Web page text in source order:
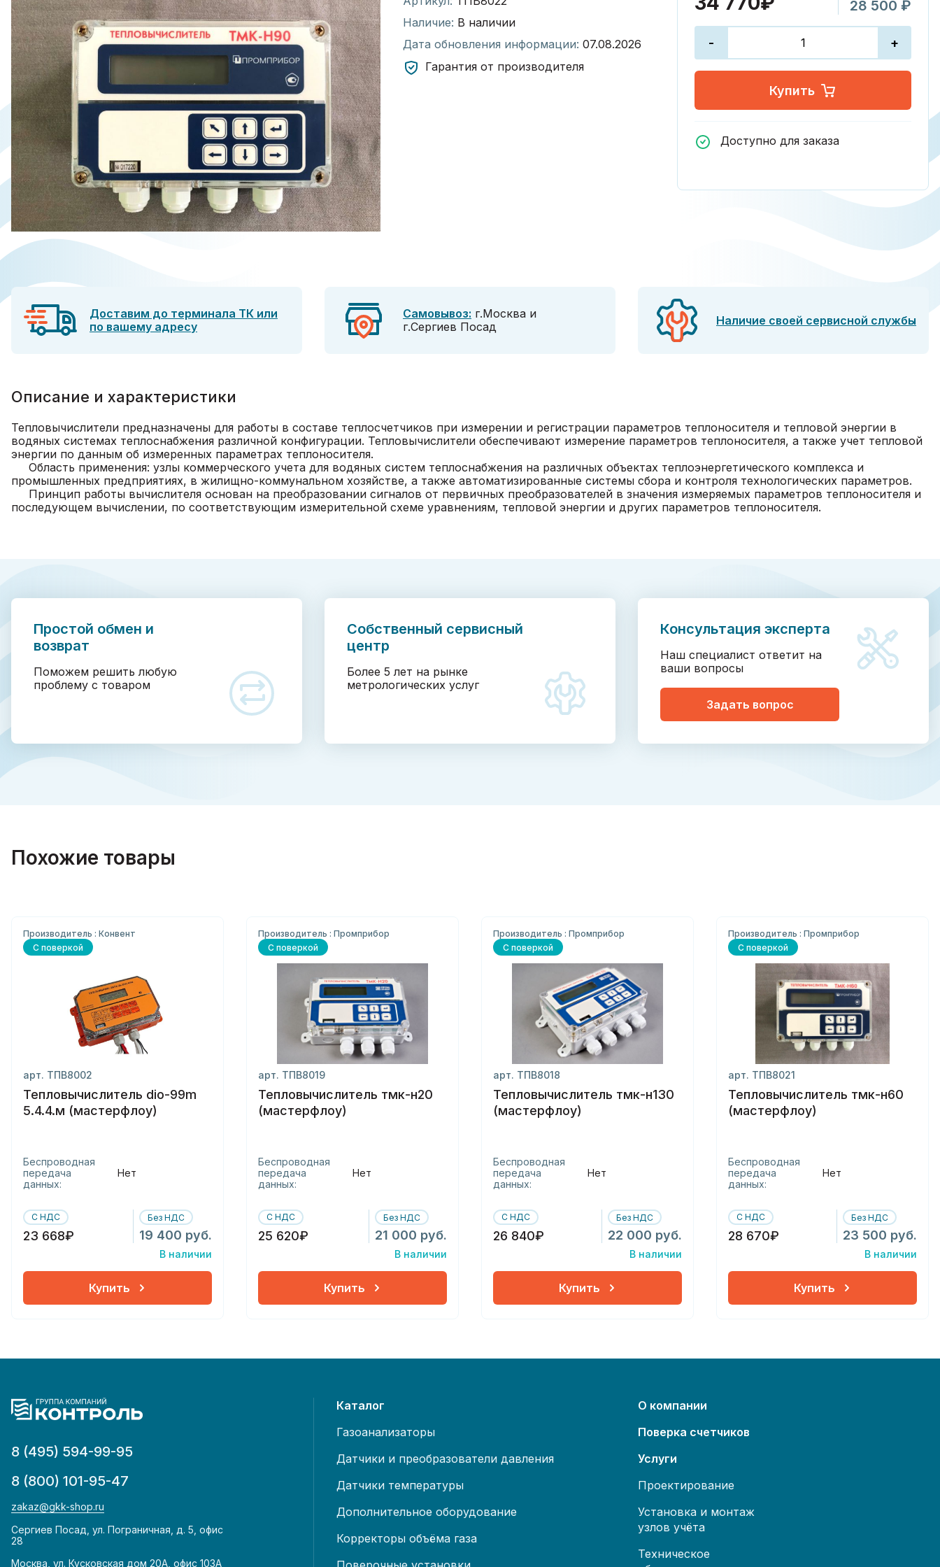
Наличие: В наличии
Дата обновления информации: 07.08.2026
Гарантия от производителя
28 500 ₽
- +
Купить
Доступно для заказа
Доставим до терминала ТК или
по вашему адресу
Самовывоз: г.Москва и
г.Сергиев Посад
Наличие своей сервисной службы
Описание и характеристики
Тепловычислители предназначены для работы в составе теплосчетчиков при измерении и регистрации параметров теплоносителя и тепловой энергии в
водяных системах теплоснабжения различной конфигурации. Тепловычислители обеспечивают измерение параметров теплоносителя, а также учет тепловой
энергии по данным об измеренных параметрах теплоносителя.
Область применения: узлы коммерческого учета для водяных систем теплоснабжения на различных объектах теплоэнергетического комплекса и
промышленных предприятиях, в жилищно-коммунальном хозяйстве, а также автоматизированные системы сбора и контроля технологических параметров.
Принцип работы вычислителя основан на преобразовании сигналов от первичных преобразователей в значения измеряемых параметров теплоносителя и
последующем вычислении, по соответствующим измерительной схеме уравнениям, тепловой энергии и других параметров теплоносителя.
Простой обмен и
возврат
Поможем решить любую
проблему с товаром
Собственный сервисный
центр
Более 5 лет на рынке
метрологических услуг
Консультация эксперта
Наш специалист ответит на
ваши вопросы
Задать вопрос
Похожие товары
Производитель : Конвент
С поверкой
арт. ТПВ8002
Тепловычислитель dio-99m
5.4.4.м (мастерфлоу)
Беспроводная
передача
данных:
Нет
С НДС
23 668₽
Без НДС
19 400 руб.
В наличии
Купить
Производитель : Промприбор
С поверкой
арт. ТПВ8019
Тепловычислитель тмк-н20
(мастерфлоу)
Беспроводная
передача
данных:
Нет
С НДС
25 620₽
Без НДС
21 000 руб.
В наличии
Купить
Производитель : Промприбор
С поверкой
арт. ТПВ8018
Тепловычислитель тмк-н130
(мастерфлоу)
Беспроводная
передача
данных:
Нет
С НДС
26 840₽
Без НДС
22 000 руб.
В наличии
Купить
Производитель : Промприбор
С поверкой
арт. ТПВ8021
Тепловычислитель тмк-н60
(мастерфлоу)
Беспроводная
передача
данных:
Нет
С НДС
28 670₽
Без НДС
23 500 руб.
В наличии
Купить
8 (495) 594-99-95
8 (800) 101-95-47
zakaz@gkk-shop.ru
Сергиев Посад, ул. Пограничная, д. 5, офис
28
Москва, ул. Кусковская дом 20А, офис 103А
Каталог
Газоанализаторы
Датчики и преобразователи давления
Датчики температуры
Дополнительное оборудование
Корректоры объёма газа
О компании
Поверка счетчиков
Услуги
Проектирование
Установка и монтаж
узлов учёта
Техническое